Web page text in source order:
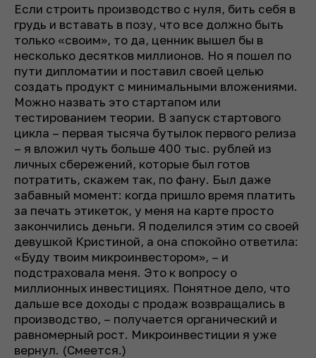
Если строить производство с нуля, бить себя в
грудь и вставать в позу, что все должно быть
только «своим», то да, ценник вышел бы в
несколько десятков миллионов. Но я пошел по
пути дипломатии и поставил своей целью
создать продукт с минимальными вложениями.
Можно назвать это стартапом или
тестированием теории. В запуск стартового
цикла – первая тысяча бутылок первого релиза
– я вложил чуть больше 400 тыс. рублей из
личных сбережений, которые был готов
потратить, скажем так, по фану. Был даже
забавный момент: когда пришло время платить
за печать этикеток, у меня на карте просто
закончились деньги. Я поделился этим со своей
девушкой Кристиной, а она спокойно ответила:
«Буду твоим микроинвестором», – и
подстраховала меня. Это к вопросу о
миллионных инвестициях. Понятное дело, что
дальше все доходы с продаж возвращались в
производство, – получается органический и
равномерный рост. Микроинвестиции я уже
вернул. (Смеется.)